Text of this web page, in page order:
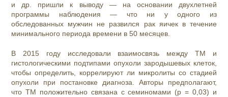
и др. пришли к выводу — на основании двухлетней
программы наблюдения — что ни у одного из
обследованных мужчин не развился рак яичек в течение
минимального периода времени в 50 месяцев.
В 2015 году исследовали взаимосвязь между ТМ и
гистологическими подтипами опухоли зародышевых клеток,
чтобы определить, коррелируют ли микролиты со стадией
опухоли при постановке диагноза. Авторы предполагают,
что ТМ положительно связана с семиномами (p = 0,03) и